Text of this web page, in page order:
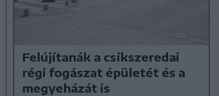
Felújítanák a csíkszeredai
régi fogászat épületét és a
megyeházát is